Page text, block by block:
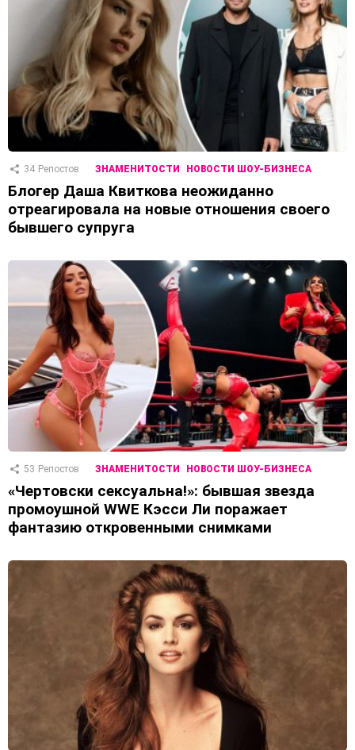
34 Репостов ЗНАМЕНИТОСТИ НОВОСТИ ШОУ-БИЗНЕСА
Блогер Даша Квиткова неожиданно
отреагировала на новые отношения своего
бывшего супруга
53 Репостов ЗНАМЕНИТОСТИ НОВОСТИ ШОУ-БИЗНЕСА
«Чертовски сексуальна!»: бывшая звезда
промоушной WWE Кэсси Ли поражает
фантазию откровенными снимками